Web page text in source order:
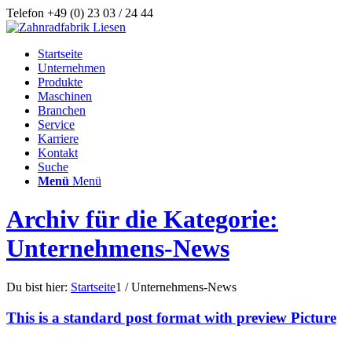
Telefon +49 (0) 23 03 / 24 44
Startseite
Unternehmen
Produkte
Maschinen
Branchen
Service
Karriere
Kontakt
Suche
Menü Menü
Archiv für die Kategorie:
Unternehmens-News
Du bist hier: Startseite1 / Unternehmens-News
This is a standard post format with preview Picture